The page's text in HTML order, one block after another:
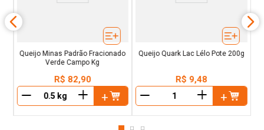
Queijo Minas Padrão Fracionado
Verde Campo Kg
R$ 82,90
＋
Queijo Quark Lac Lélo Pote 200g
R$ 9,48
＋